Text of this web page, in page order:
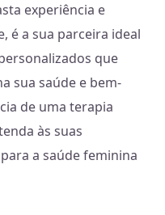
experiência e
é a sua parceira ideal
que
sua saúde e bem-
de uma terapia
às suas
a saúde feminina